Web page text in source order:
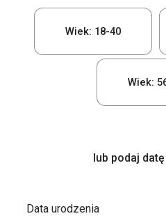
Wiek: 18-40
Wiek:
lub podaj
Data urodzenia